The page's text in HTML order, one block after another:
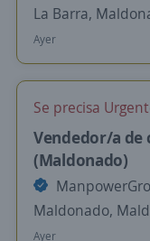
La Barra,
Ayer
Se precisa
Vendedor/a de
(Maldonado)
Maldonado,
Ayer